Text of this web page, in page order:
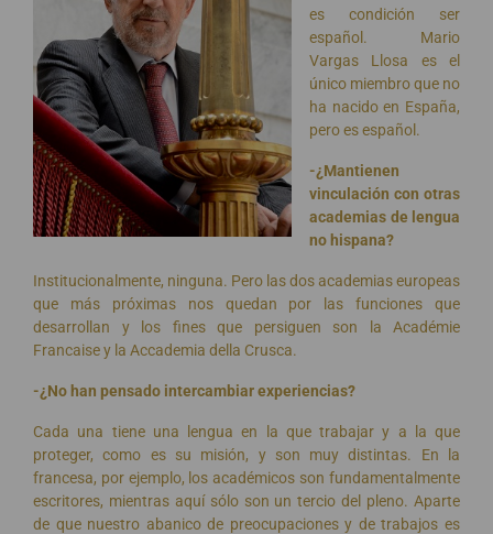
es condición ser
español. Mario
Vargas Llosa es el
único miembro que no
ha nacido en España,
pero es español.
-¿Mantienen
vinculación con otras
academias de lengua
no hispana?
Institucionalmente, ninguna. Pero las dos academias europeas
que más próximas nos quedan por las funciones que
desarrollan y los fines que persiguen son la Académie
Francaise y la Accademia della Crusca.
-¿No han pensado intercambiar experiencias?
Cada una tiene una lengua en la que trabajar y a la que
proteger, como es su misión, y son muy distintas. En la
francesa, por ejemplo, los académicos son fundamentalmente
escritores, mientras aquí sólo son un tercio del pleno. Aparte
de que nuestro abanico de preocupaciones y de trabajos es